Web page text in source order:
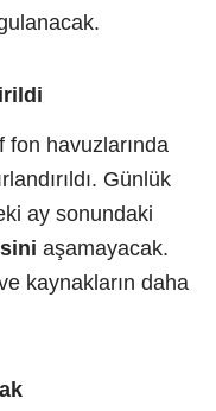
fon havuzlarında
Günlük
ay sonundaki
aşamayacak.
kaynakların daha